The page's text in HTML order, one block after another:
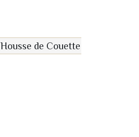
Housse de Couette